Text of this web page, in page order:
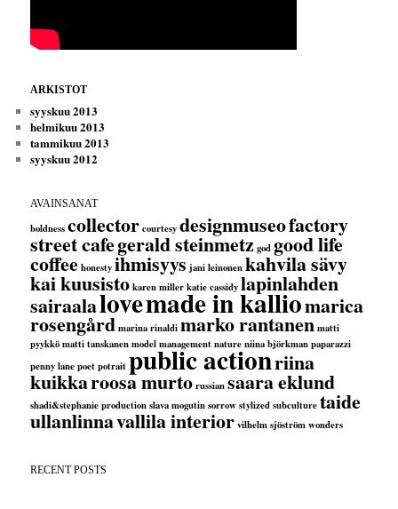
ARKISTOT
syyskuu 2013
helmikuu 2013
tammikuu 2013
syyskuu 2012
AVAINSANAT
boldnesscollectorcourtesydesignmuseofactory
street cafegerald steinmetz godgood life
coffeehonestyihmisyys jani leinonenkahvila sävy
kai kuusistokaren millerkatie cassidylapinlahden
sairaalalovemade in kalliomarica
rosengårdmarina rinaldimarko rantanenmatti
pyykkömatti tanskanenmodel managementnatureniina björkmanpaparazzi
penny lanepoetpotraitpublic actionriina
kuikkaroosa murtorussiansaara eklund
shadi&stephanie productionslava mogutinsorrowstylizedsubculturetaide
ullanlinnavallila interiorvilhelm sjöströmwonders
RECENT POSTS